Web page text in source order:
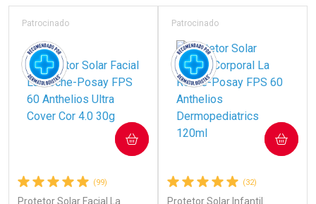
(99)
Protetor Solar Facial La
Patrocinado
COMPRAR
(32)
Protetor Solar Infantil
Patrocinado
COMPRAR